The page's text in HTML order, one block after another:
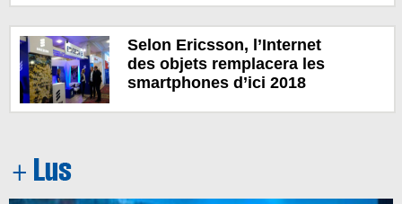
Selon Ericsson, l’Internet
des objets remplacera les
smartphones d’ici 2018